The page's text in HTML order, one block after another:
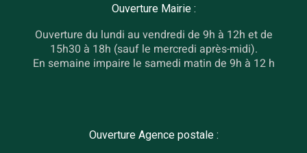
Ouverture Mairie :
Ouverture du lundi au vendredi de 9h à 12h et de
15h30 à 18h (sauf le mercredi après-midi).
En semaine impaire le samedi matin de 9h à 12 h
Ouverture Agence postale :